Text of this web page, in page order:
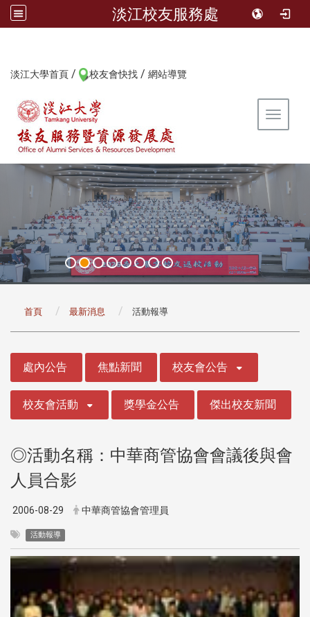
淡江校友服務處
淡江大學首頁 / 校友會快找 / 網站導覽
Toggle
首頁 最新消息 活動報導
處內公告 焦點新聞 校友會公告
校友會活動 獎學金公告 傑出校友新聞
◎活動名稱：中華商管協會會議後與會
人員合影
2006-08-29 中華商管協會管理員
活動報導